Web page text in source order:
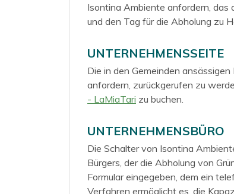
Isontina Ambiente anfordern,
und den Tag für die Abholung zu
UNTERNEHMENSSEITE
Die in den Gemeinden
anfordern, zurückgerufen zu
- LaMiaTari zu buchen.
UNTERNEHMENSBÜRO
Die Schalter von Isontina
Bürgers, der die Abholung von
Formular eingegeben, dem ein
Verfahren ermöglicht es, die